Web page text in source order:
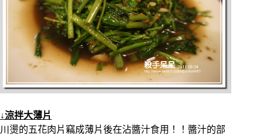
↓涼拌大薄片
川燙的五花肉片竊成薄片後在沾醬汁食用！！醬汁的部